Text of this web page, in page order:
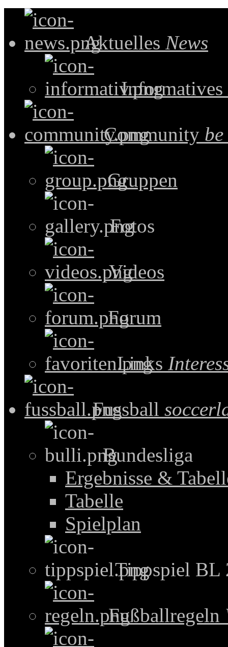
Aktuelles News
Informatives
Community
Gruppen
Fotos
Videos
Forum
Links
Fussball
Bundesliga
Ergebnisse &
Tabelle
Spielplan
Tippspiel BL
Fußballregeln